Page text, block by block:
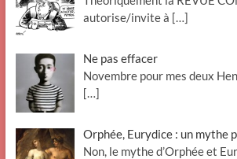
autorise/invite à […]
Ne pas effacer
Novembre pour mes deux
[…]
Orphée, Eurydice : un mythe
Non, le mythe d’Orphée et